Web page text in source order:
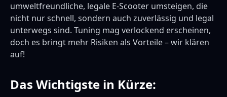
umweltfreundliche, legale E-Scooter umsteigen, die
nicht nur schnell, sondern auch zuverlässig und legal
unterwegs sind. Tuning mag verlockend erscheinen,
doch es bringt mehr Risiken als Vorteile – wir klären
auf!
Das Wichtigste in Kürze: